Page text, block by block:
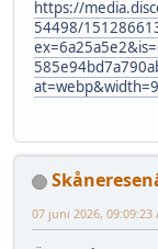
https://
54498/
07 juni 2026, 09:09:23